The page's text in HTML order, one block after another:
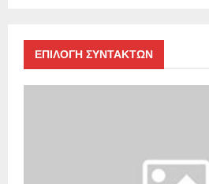
ΕΠΙΛΟΓΗ ΣΥΝΤΑΚΤΩΝ